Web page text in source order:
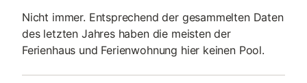
Nicht immer. Entsprechend der gesammelten Daten
des letzten Jahres haben die meisten der
Ferienhaus und Ferienwohnung hier keinen Pool.